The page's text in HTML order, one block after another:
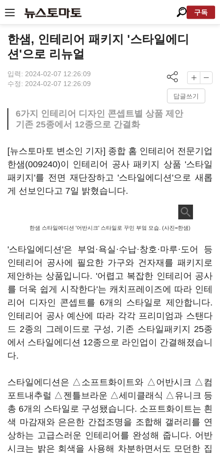
구독
한샘, 인테리어 패키지 '스타일에디
션'으로 리뉴얼
입력: 2024-02-07 12:26:09
수정: 2024-02-07 12:26:09
답글쓰기
6가지 인테리어 디자인 콘셉트별 상품 제안
기존 25종에서 12종으로 간결화
[뉴스토마토 변소인 기자] 종합 홈 인테리어 전문기업
한샘(009240)이 인테리어 공사 패키지 상품 '스타일
패키지'를 전면 재단장하고 '스타일에디션'으로 새롭
게 선보인다고 7일 밝혔습니다.
한샘 스타일에디션 '어반시크' 스타일로 꾸민 부엌 모습. (사진=한샘)
'스타일에디션'은 부엌·욕실·수납·창호·마루·도어 등
인테리어 공사에 필요한 가구와 건자재를 패키지로
제안하는 상품입니다. '어렵고 복잡한 인테리어 공사
를 더욱 쉽게 시작한다'는 캐치프레이즈에 따라 인테
리어 디자인 콘셉트를 6개의 스타일로 제안합니다.
인테리어 공사 예산에 따라 각각 프리미엄과 스탠다
드 2종의 그레이드로 구성, 기존 스타일패키지 25종
에서 스타일에디션 12종으로 라인업이 간결해졌습니
다.
스타일에디션은 △소프트화이트와 △어반시크 △컴
포트내추럴 △젠틀브라운 △세미클래식 △유니크 등
총 6개의 스타일로 구성됐습니다. 소프트화이트는 흰
색 마감재와 은은한 간접조명을 조합해 갤러리를 연
상하는 고급스러운 인테리어를 완성해 줍니다. 어반
시크는 밝은 회색을 사용해 차분하면서도 모던한 집